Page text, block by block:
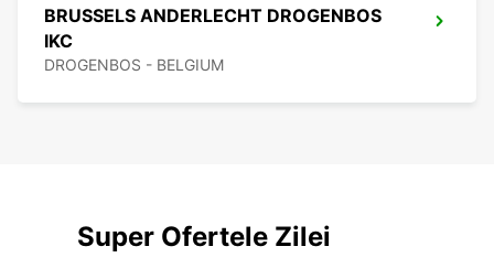
BRUSSELS ANDERLECHT DROGENBOS
IKC
DROGENBOS - BELGIUM
Super Ofertele Zilei